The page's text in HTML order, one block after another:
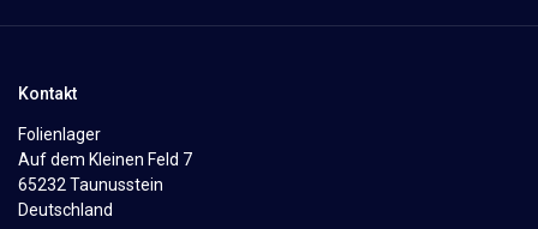
Kontakt
Folienlager
Auf dem Kleinen Feld 7
65232 Taunusstein
Deutschland